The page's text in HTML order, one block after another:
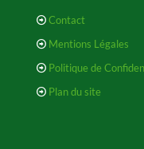
Contact
Mentions Légales
Politique de
Plan du site